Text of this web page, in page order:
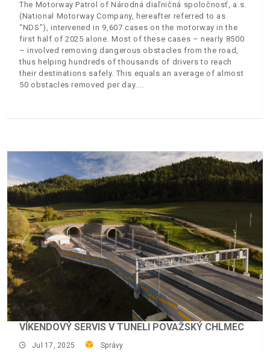
The Motorway Patrol of Národná diaľničná spoločnosť, a.s.
(National Motorway Company, hereafter referred to as
“NDS”), intervened in 9,607 cases on the motorway in the
first half of 2025 alone. Most of these cases – nearly 8500
– involved removing dangerous obstacles from the road,
thus helping hundreds of thousands of drivers to reach
their destinations safely. This equals an average of almost
50 obstacles removed per day.
VÍKENDOVÝ SERVIS V TUNELI POVAŽSKÝ CHLMEC
Jul 17, 2025 Správy